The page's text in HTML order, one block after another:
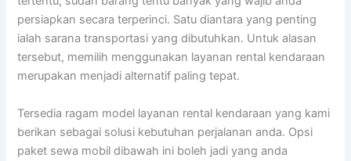
persiapkan secara terperinci. Satu diantara yang penting
ialah sarana transportasi yang dibutuhkan. Untuk alasan
tersebut, memilih menggunakan layanan rental kendaraan
merupakan menjadi alternatif paling tepat.
Tersedia ragam model layanan rental kendaraan yang kami
berikan sebagai solusi kebutuhan perjalanan anda. Opsi
paket sewa mobil dibawah ini boleh jadi yang anda